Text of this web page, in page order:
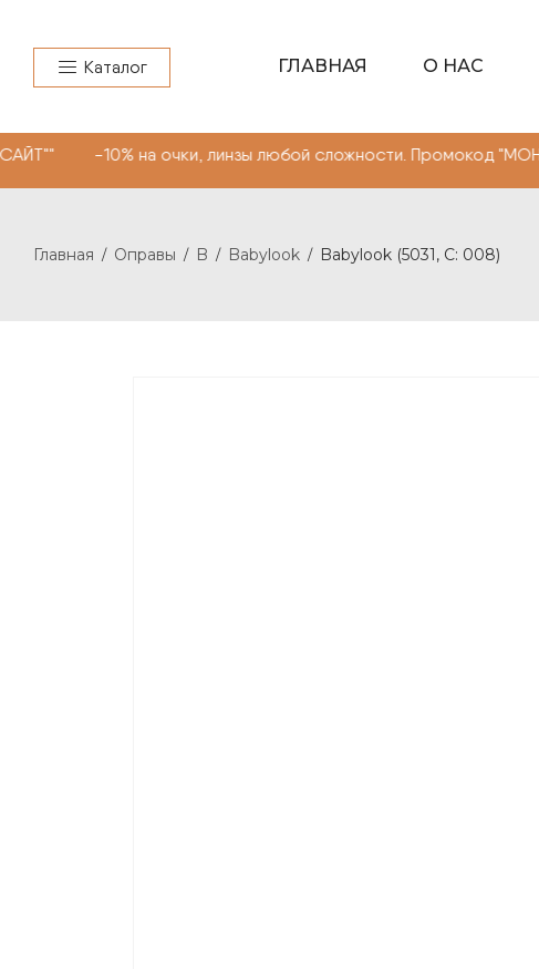
Каталог ГЛАВНАЯ О НАС
линзы любой сложности. Промокод
Главная / Оправы / B / Babylook / Babylook (5031, С: 008)